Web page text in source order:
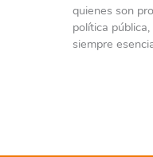
quienes son
política
siempre